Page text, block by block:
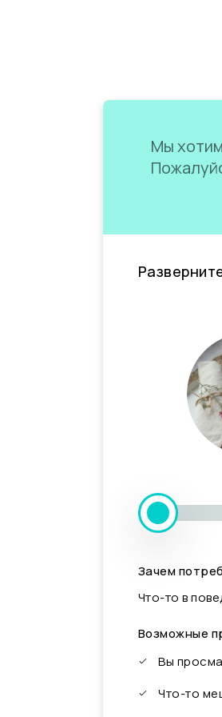
Мы
Зачем
Что-то в
Возможные
Вы
Что-то